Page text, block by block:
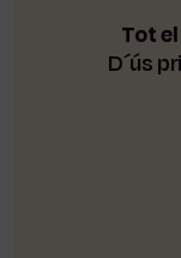
Tot
D´ús